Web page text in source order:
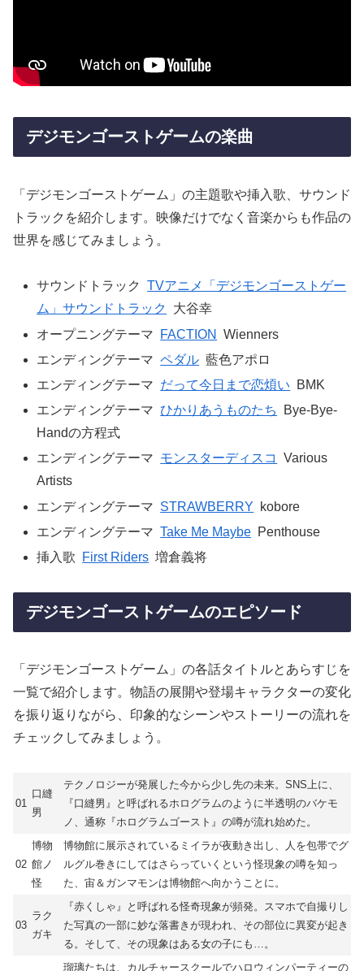
デジモンゴーストゲームの楽曲
「デジモンゴーストゲーム」の主題歌や挿入歌、サウンド
トラックを紹介します。映像だけでなく音楽からも作品の
世界を感じてみましょう。
サウンドトラック
TVアニメ「デジモンゴーストゲー
ム」サウンドトラック
大谷幸
オープニングテーマ
FACTION
Wienners
エンディングテーマ ペダル 藍色アポロ
エンディングテーマ だって今日まで恋煩い
BMK
エンディングテーマ ひかりあうものたち
Bye-Bye-
Handの方程式
エンディングテーマ モンスターディスコ
Various
Artists
エンディングテーマ STRAWBERRY
kobore
エンディングテーマ Take Me Maybe Penthouse
挿入歌
First Riders 増倉義将
デジモンゴーストゲームのエピソード
「デジモンゴーストゲーム」の各話タイトルとあらすじを
一覧で紹介します。物語の展開や登場キャラクターの変化
を振り返りながら、印象的なシーンやストーリーの流れを
チェックしてみましょう。
01
口縫
男
テクノロジーが発展した今から少し先の未来。SNS上に、
『口縫男』と呼ばれるホログラムのように半透明のバケモ
ノ、通称『ホログラムゴースト』の噂が流れ始めた。
02
博物
館ノ
怪
博物館に展示されているミイラが夜動き出し、人を包帯でグ
ルグル巻きにしてはさらっていくという怪現象の噂を知っ
た、宙＆ガンマモンは博物館へ向かうことに。
03
ラク
ガキ
『赤くしゃ』と呼ばれる怪奇現象が頻発。スマホで自撮りし
た写真の一部に妙な落書きが現われ、その部位に異変が起き
る。そして、その現象はある女の子にも…。
瑠璃たちは、カルチャースクールでハロウィンパーティーの